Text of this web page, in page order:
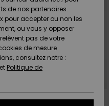
de nos partenaires.
pour accepter ou non les
ou vous y opposer
pas de votre
de mesure
consultez notre :
et Politique de